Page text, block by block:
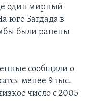
один мирный
юге Багдада в
были ранены
сообщили о
менее 9 тыс.
число с 2005